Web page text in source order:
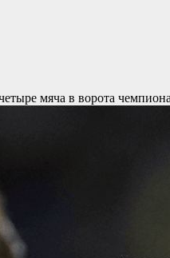
мяча в ворота